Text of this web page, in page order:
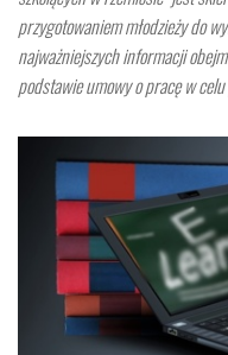
przygotowaniem młodzieży do
najważniejszych informacji
podstawie umowy o pracę w